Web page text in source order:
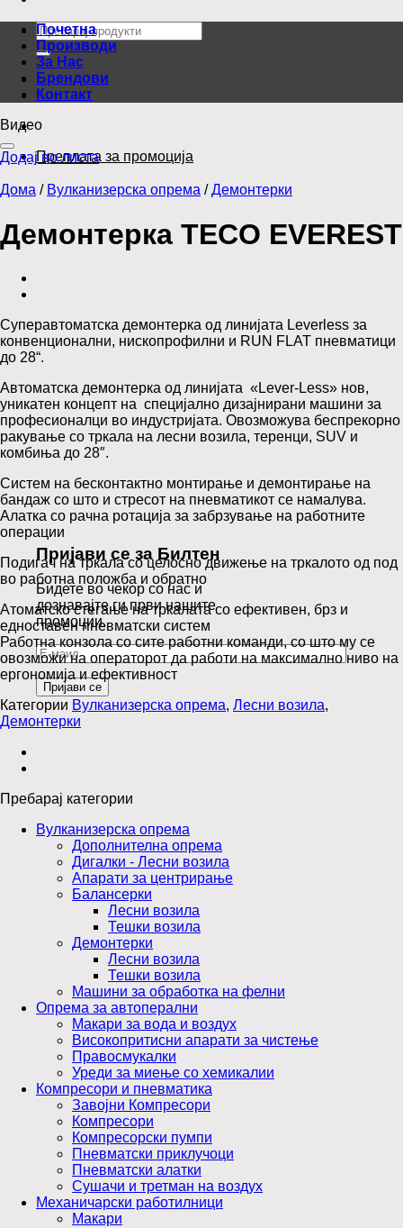
Барај
за:
Преплата за промоција
Пријави се за Билтен
Бидете во чекор со нас и
дознавајте ги први нашите
промоции.
Почетна
Производи
За Нас
Брендови
Контакт
Видео
Додај во листа
Дома / Вулканизерска опрема / Демонтерки
Демонтерка TECO EVEREST
Суперавтоматска демонтерка од линијата Leverless за
конвенционални, нископрофилни и RUN FLAT пневматици
до 28“.
Автоматска демонтерка од линијата «Lever-Less» нов,
уникатен концепт на специјално дизајнирани машини за
професионалци во индустријата. Овозможува беспрекорно
ракување со тркала на лесни возила, теренци, SUV и
комбиња до 28″.
Систем на бесконтактно монтирање и демонтирање на
бандаж со што и стресот на пневматикот се намалува.
Алатка со рачна ротација за забрзување на работните
операции
Подигач на тркала со целосно движење на тркалото од под
во работна положба и обратно
Атоматско стегање на тркалата со ефективен, брз и
едноставен пневматски систем
Работна конзола со сите работни команди, со што му се
овозможи на операторот да работи на максимално ниво на
ергономија и ефективност
Категории Вулканизерска опрема, Лесни возила,
Демонтерки
Пребарај категории
Вулканизерска опрема
Дополнителна опрема
Дигалки - Лесни возила
Апарати за центрирање
Балансерки
Лесни возила
Тешки возила
Демонтерки
Лесни возила
Тешки возила
Машини за обработка на фелни
Опрема за автоперални
Макари за вода и воздух
Високопритисни апарати за чистење
Правосмукалки
Уреди за миење со хемикалии
Компресори и пневматика
Завојни Компресори
Компресори
Компресорски пумпи
Пневматски приклучоци
Пневматски алатки
Сушачи и третман на воздух
Механичарски работилници
Макари